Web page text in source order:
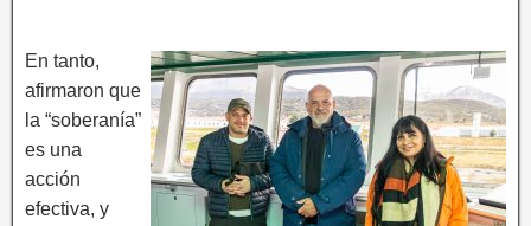
En tanto,
afirmaron que
la “soberanía”
es una
acción
efectiva, y